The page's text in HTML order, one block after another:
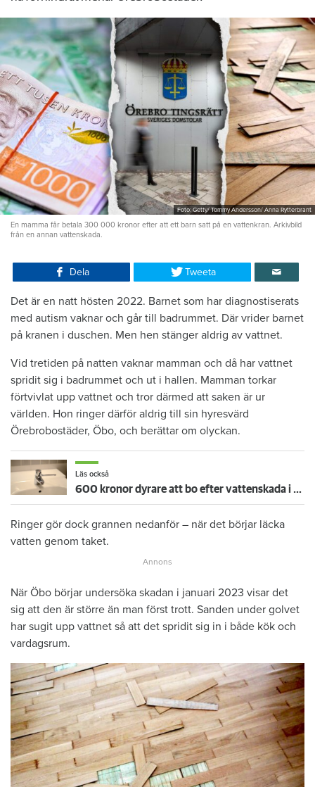
Foto: Getty/ Tommy Andersson/ Anna Rytterbrant
En mamma får betala 300 000 kronor efter att ett barn satt på en vattenkran. Arkivbild
från en annan vattenskada.
Dela Tweeta
Det är en natt hösten 2022. Barnet som har diagnostiserats
med autism vaknar och går till badrummet. Där vrider barnet
på kranen i duschen. Men hen stänger aldrig av vattnet.
Vid tretiden på natten vaknar mamman och då har vattnet
spridit sig i badrummet och ut i hallen. Mamman torkar
förtvivlat upp vattnet och tror därmed att saken är ur
världen. Hon ringer därför aldrig till sin hyresvärd
Örebrobostäder, Öbo, och berättar om olyckan.
Läs också
600 kronor dyrare att bo efter vattenskada i Varberg
Ringer gör dock grannen nedanför – när det börjar läcka
vatten genom taket.
När Öbo börjar undersöka skadan i januari 2023 visar det
sig att den är större än man först trott. Sanden under golvet
har sugit upp vattnet så att det spridit sig in i både kök och
vardagsrum.